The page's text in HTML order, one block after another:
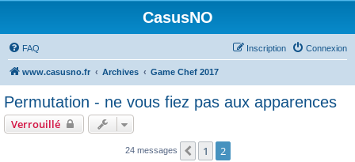
CasusNO
FAQ Connexion
Inscription
www.casusno.fr Archives Game Chef 2017
Permutation - ne vous fiez pas aux apparences
Verrouillé
24 messages Précédent
1 2